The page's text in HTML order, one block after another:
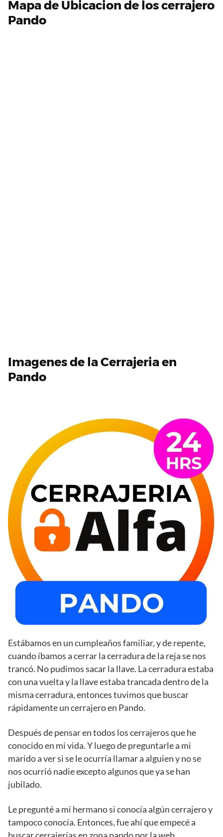
Mapa de Ubicacion de los cerrajero
Pando
Imagenes de la Cerrajeria en
Pando
Estábamos en un cumpleaños familiar, y de repente,
cuando íbamos a cerrar la cerradura de la reja se nos
trancó. No pudimos sacar la llave. La cerradura estaba
con una vuelta y la llave estaba trancada dentro de la
misma cerradura, entonces tuvimos que buscar
rápidamente un cerrajero en Pando.
Después de pensar en todos los cerrajeros que he
conocido en mi vida. Y luego de preguntarle a mi
marido a ver si se le ocurría llamar a alguien y no se
nos ocurrió nadie excepto algunos que ya se han
jubilado.
Le pregunté a mi hermano si conocía algún cerrajero y
tampoco conocía. Entonces, fue ahí que empecé a